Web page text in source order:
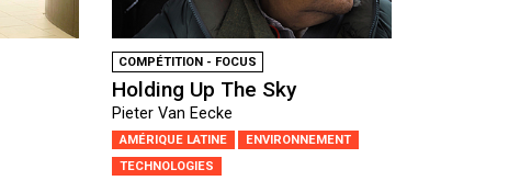
COMPÉTITION - FOCUS
Holding Up The Sky
Pieter Van Eecke
AMÉRIQUE LATINE
ENVIRONNEMENT
TECHNOLOGIES